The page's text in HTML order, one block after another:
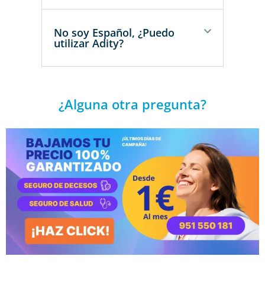
No soy Español, ¿Puedo
utilizar Adity?
¿Alguna otra pregunta?